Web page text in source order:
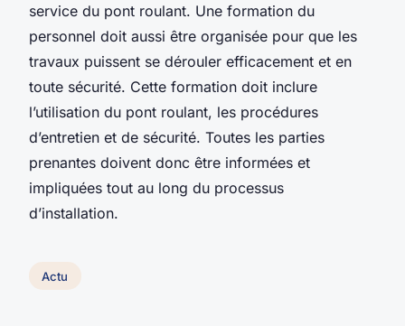
service du pont roulant. Une formation du
personnel doit aussi être organisée pour que les
travaux puissent se dérouler efficacement et en
toute sécurité. Cette formation doit inclure
l’utilisation du pont roulant, les procédures
d’entretien et de sécurité. Toutes les parties
prenantes doivent donc être informées et
impliquées tout au long du processus
d’installation.
Actu